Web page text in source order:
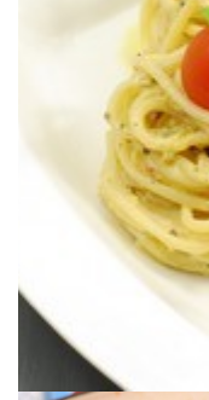
RICOTTA
Una salsa de tomate